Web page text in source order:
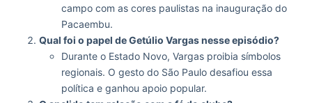
campo com as cores paulistas na inauguração do
Pacaembu.
Qual foi o papel de Getúlio Vargas nesse episódio?
Durante o Estado Novo, Vargas proibia símbolos
regionais. O gesto do São Paulo desafiou essa
política e ganhou apoio popular.